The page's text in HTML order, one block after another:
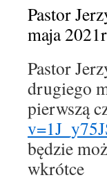
Pastor
maja
Pastor
drugiego
pierwszą
będzie
wkrótce